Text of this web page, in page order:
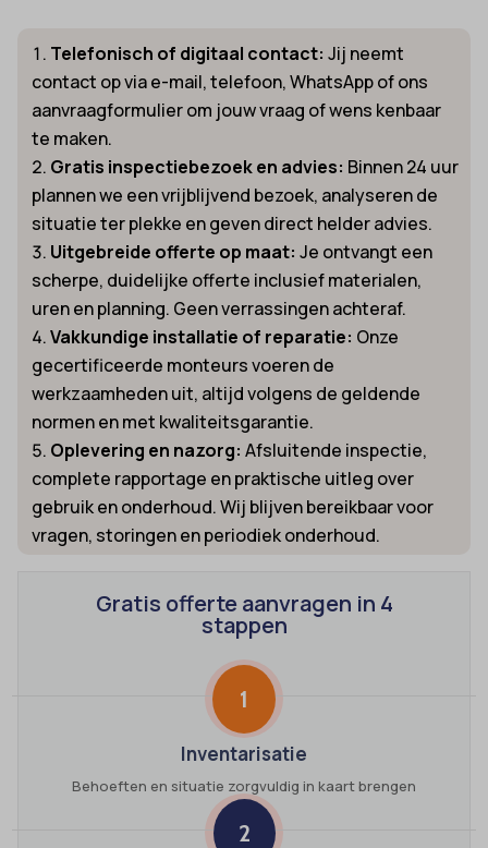
Telefonisch of digitaal contact: Jij neemt
contact op via e-mail, telefoon, WhatsApp of ons
aanvraagformulier om jouw vraag of wens kenbaar
te maken.
Gratis inspectiebezoek en advies: Binnen 24 uur
plannen we een vrijblijvend bezoek, analyseren de
situatie ter plekke en geven direct helder advies.
Uitgebreide offerte op maat: Je ontvangt een
scherpe, duidelijke offerte inclusief materialen,
uren en planning. Geen verrassingen achteraf.
Vakkundige installatie of reparatie: Onze
gecertificeerde monteurs voeren de
werkzaamheden uit, altijd volgens de geldende
normen en met kwaliteitsgarantie.
Oplevering en nazorg: Afsluitende inspectie,
complete rapportage en praktische uitleg over
gebruik en onderhoud. Wij blijven bereikbaar voor
vragen, storingen en periodiek onderhoud.
Gratis offerte aanvragen in 4
stappen
1
Inventarisatie
Behoeften en situatie zorgvuldig in kaart brengen
2